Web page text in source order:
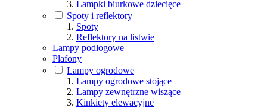
Lampki biurkowe dziecięce
Spoty i reflektory
Spoty
Reflektory na listwie
Lampy podłogowe
Plafony
Lampy ogrodowe
Lampy ogrodowe stojące
Lampy zewnętrzne wiszące
Kinkiety elewacyjne